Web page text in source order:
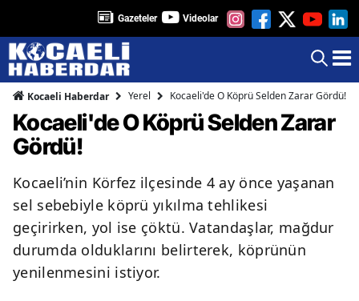
Gazeteler Videolar
Kocaeli Haberdar Yerel Kocaeli'de O Köprü Selden Zarar Gördü!
Kocaeli'de O Köprü Selden Zarar
Gördü!
Kocaeli’nin Körfez ilçesinde 4 ay önce yaşanan
sel sebebiyle köprü yıkılma tehlikesi
geçirirken, yol ise çöktü. Vatandaşlar, mağdur
durumda olduklarını belirterek, köprünün
yenilenmesini istiyor.